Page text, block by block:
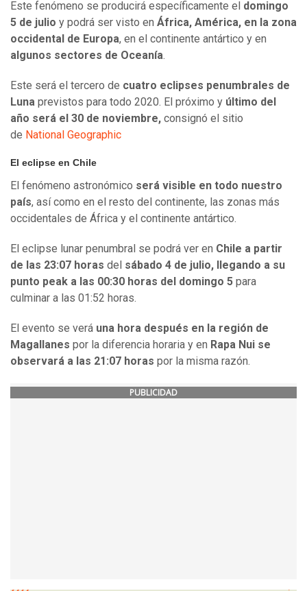
Este fenómeno se producirá específicamente el domingo
5 de julio y podrá ser visto en África, América, en la zona
occidental de Europa, en el continente antártico y en
algunos sectores de Oceanía.
Este será el tercero de cuatro eclipses penumbrales de
Luna previstos para todo 2020. El próximo y último del
año será el 30 de noviembre, consignó el sitio
de National Geographic
El eclipse en Chile
El fenómeno astronómico será visible en todo nuestro
país, así como en el resto del continente, las zonas más
occidentales de África y el continente antártico.
El eclipse lunar penumbral se podrá ver en Chile a partir
de las 23:07 horas del sábado 4 de julio, llegando a su
punto peak a las 00:30 horas del domingo 5 para
culminar a las 01:52 horas.
El evento se verá una hora después en la región de
Magallanes por la diferencia horaria y en Rapa Nui se
observará a las 21:07 horas por la misma razón.
PUBLICIDAD